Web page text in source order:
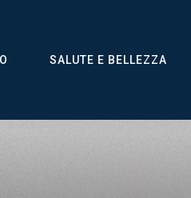
SALUTE E BELLEZZA